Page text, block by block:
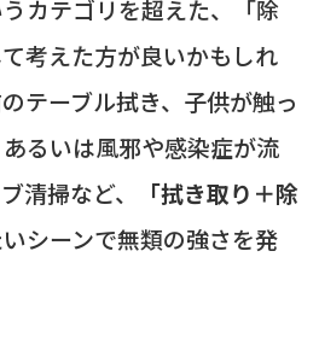
カテゴリを超えた、「除
考えた方が良いかもしれ
テーブル拭き、子供が触っ
るいは風邪や感染症が流
清掃など、
「拭き取り＋除
シーンで無類の強さを発